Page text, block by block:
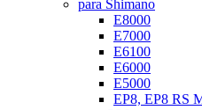
para Shimano
E8000
E7000
E6100
E6000
E5000
EP8, EP8 RS